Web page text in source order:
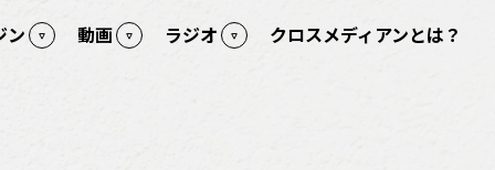
ン 動画 ラジオ クロスメディアンとは？